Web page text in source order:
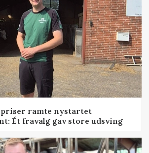
ramte nystartet
Ét fravalg gav store udsving